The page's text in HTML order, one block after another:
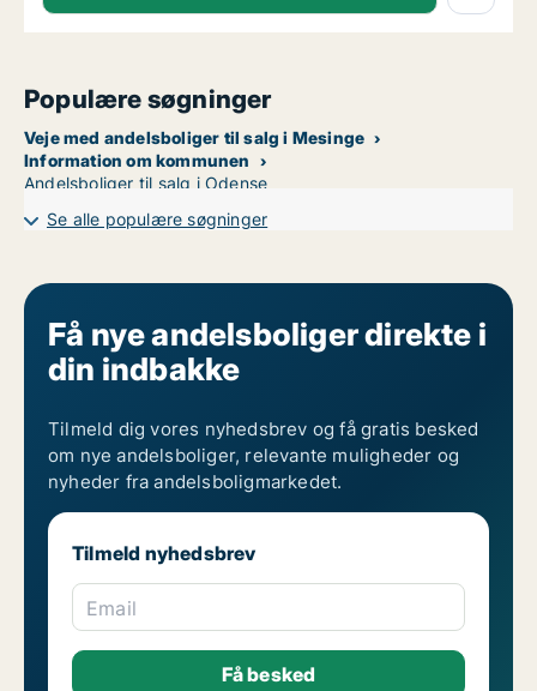
Populære søgninger
Veje med andelsboliger til salg i Mesinge
Information om kommunen
Andelsboliger til salg i Odense
Se alle populære søgninger
Få nye andelsboliger direkte i
din indbakke
Tilmeld dig vores nyhedsbrev og få gratis besked
om nye andelsboliger, relevante muligheder og
nyheder fra andelsboligmarkedet.
Tilmeld nyhedsbrev
Email